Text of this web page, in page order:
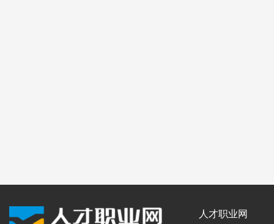
人才职业网